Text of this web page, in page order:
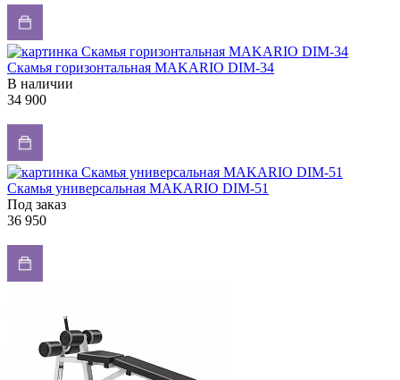
Скамья горизонтальная MAKARIO DIM-34
В наличии
34 900
Скамья универсальная MAKARIO DIM-51
Под заказ
36 950